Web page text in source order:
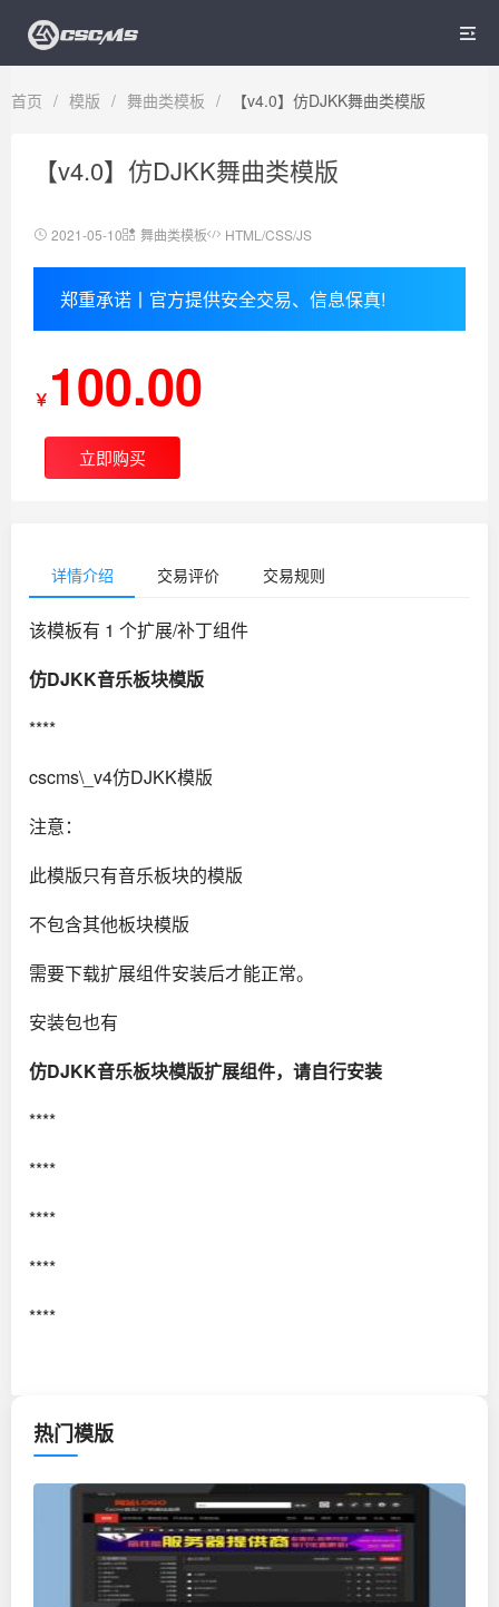

首页 / 模版 / 舞曲类模板 / 【v4.0】仿DJKK舞曲类模版
【v4.0】仿DJKK舞曲类模版
2021-05-10 舞曲类模板 HTML/CSS/JS
郑重承诺丨官方提供安全交易、信息保真!
￥ 100.00
立即购买
详情介绍 交易评价 交易规则
该模板有 1 个扩展/补丁组件
仿DJKK音乐板块模版
****
cscms\_v4仿DJKK模版
注意：
此模版只有音乐板块的模版
不包含其他板块模版
需要下载扩展组件安装后才能正常。
安装包也有
仿DJKK音乐板块模版扩展组件，请自行安装
****
****
****
****
****
热门模版